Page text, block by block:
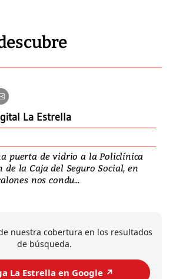
La Estrella
puerta de vidrio a la Policlínica
de la Caja del Seguro Social, en
nos condu...
nuestra cobertura en los resultados
de búsqueda.
La Estrella en Google ↗️